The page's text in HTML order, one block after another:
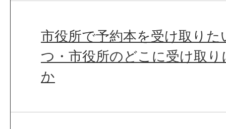
市役所で予約本を受け取り
つ・市役所のどこに受け取
か